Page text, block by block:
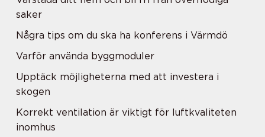
saker
Några tips om du ska ha konferens i Värmdö
Varför använda byggmoduler
Upptäck möjligheterna med att investera i
skogen
Korrekt ventilation är viktigt för luftkvaliteten
inomhus